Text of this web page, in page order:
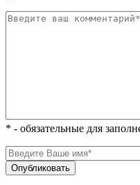
* - обязательные для